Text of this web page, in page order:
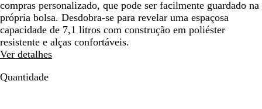
zoom
e
as
teclas
de
para
zoom
e
as
zoom
e
as
compras personalizado, que pode ser facilmente guardado na
própria bolsa. Desdobra-se para revelar uma espaçosa
capacidade de 7,1 litros com construção em poliéster
resistente e alças confortáveis.
Ver detalhes
Quantidade